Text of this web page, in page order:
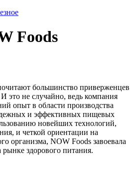
Foods
большинство приверженцев
это не случайно, ведь компания
опыт в области производства
и эффективных пищевых
новейших технологий,
и четкой ориентации на
организма, NOW Foods завоевала
здорового питания.